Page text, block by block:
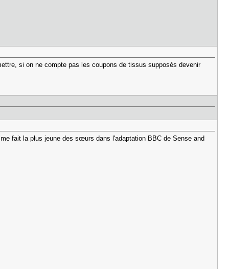
si on ne compte pas les coupons de tissus supposés devenir
fait la plus jeune des sœurs dans l'adaptation BBC de Sense and